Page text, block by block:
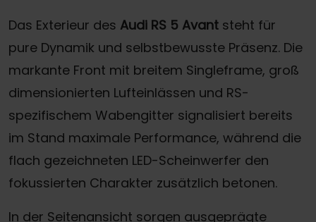
Das Exterieur des Audi RS 5 Avant steht für
pure Dynamik und selbstbewusste Präsenz. Die
markante Front mit breitem Singleframe, groß
dimensionierten Lufteinlässen und RS-
spezifischem Wabengitter signalisiert bereits
im Stand maximale Performance, während die
flach gezeichneten LED-Scheinwerfer den
fokussierten Charakter zusätzlich betonen.
In der Seitenansicht sorgen ausgeprägte